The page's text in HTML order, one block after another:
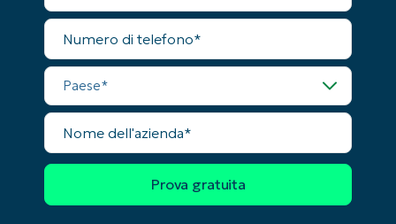
Numero
telefono
Paese
Nome
dell'azienda
name*
Business
email*
Phone
number*
Paese
Company